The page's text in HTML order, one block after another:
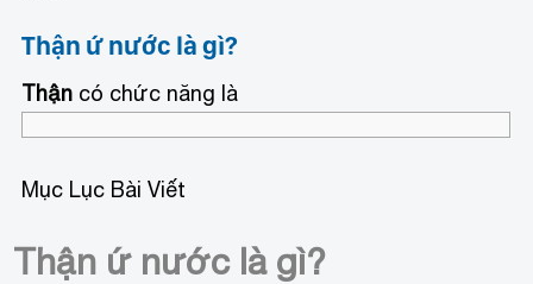
Thận ứ nước là gì?
Thận có chức năng là
Mục Lục Bài Viết
Thận ứ nước là gì?